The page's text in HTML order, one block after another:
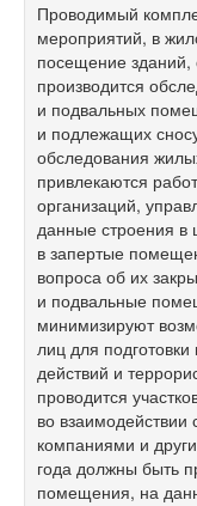
Проводимый
мероприятий, в
посещение зданий,
производится
и подвальных
и подлежащих
обследования
привлекаются
организаций,
данные строения в
в запертые
вопроса об их
и подвальные
минимизируют
лиц для
действий и
проводится
во
компаниями и
года должны быть
помещения, на